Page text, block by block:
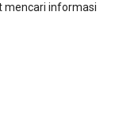
mencari informasi